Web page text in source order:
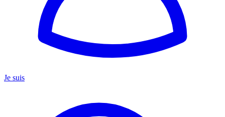
Je suis